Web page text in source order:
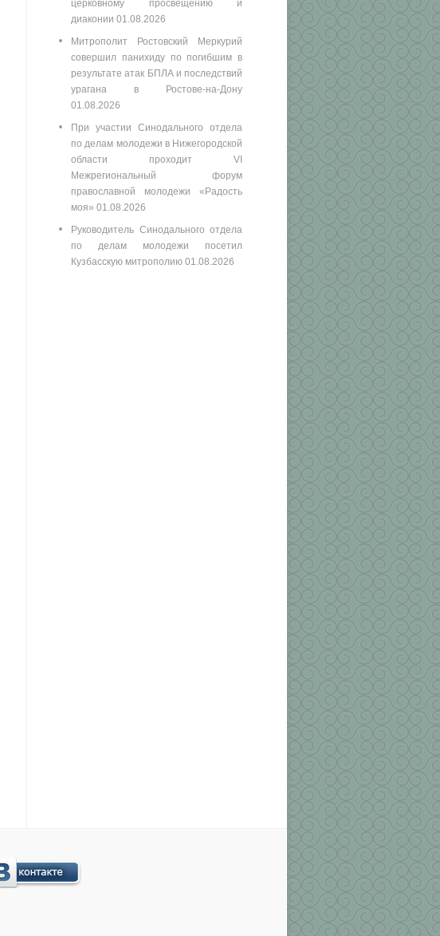
церковному просвещению и
диаконии 01.08.2026
Митрополит Ростовский Меркурий
совершил панихиду по погибшим в
результате атак БПЛА и последствий
урагана в Ростове-на-Дону
01.08.2026
При участии Синодального отдела
по делам молодежи в Нижегородской
области проходит VI
Межрегиональный форум
православной молодежи «Радость
моя» 01.08.2026
Руководитель Синодального отдела
по делам молодежи посетил
Кузбасскую митрополию 01.08.2026